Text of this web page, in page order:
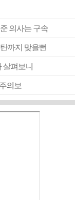
의사는 구속
까지 맞을뻔
살펴보니
의보